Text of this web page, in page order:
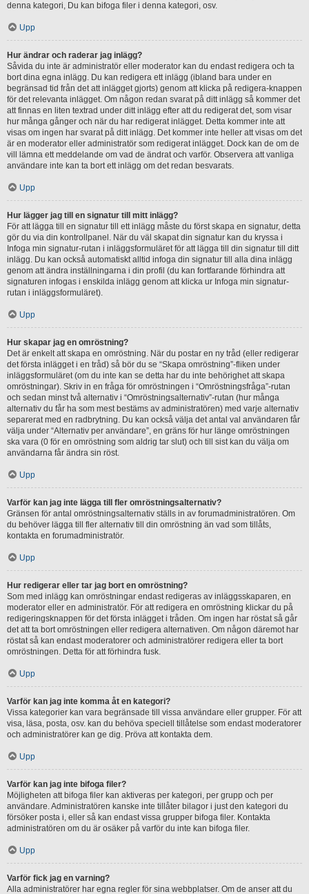
denna kategori, Du kan bifoga filer i denna kategori, osv.
Upp
Hur ändrar och raderar jag inlägg?
Såvida du inte är administratör eller moderator kan du endast redigera och ta
bort dina egna inlägg. Du kan redigera ett inlägg (ibland bara under en
begränsad tid från det att inlägget gjorts) genom att klicka på redigera-knappen
för det relevanta inlägget. Om någon redan svarat på ditt inlägg så kommer det
att finnas en liten textrad under ditt inlägg efter att du redigerat det, som visar
hur många gånger och när du har redigerat inlägget. Detta kommer inte att
visas om ingen har svarat på ditt inlägg. Det kommer inte heller att visas om det
är en moderator eller administratör som redigerat inlägget. Dock kan de om de
vill lämna ett meddelande om vad de ändrat och varför. Observera att vanliga
användare inte kan ta bort ett inlägg om det redan besvarats.
Upp
Hur lägger jag till en signatur till mitt inlägg?
För att lägga till en signatur till ett inlägg måste du först skapa en signatur, detta
gör du via din kontrollpanel. När du väl skapat din signatur kan du kryssa i
Infoga min signatur-rutan i inläggsformuläret för att lägga till din signatur till ditt
inlägg. Du kan också automatiskt alltid infoga din signatur till alla dina inlägg
genom att ändra inställningarna i din profil (du kan fortfarande förhindra att
signaturen infogas i enskilda inlägg genom att klicka ur Infoga min signatur-
rutan i inläggsformuläret).
Upp
Hur skapar jag en omröstning?
Det är enkelt att skapa en omröstning. När du postar en ny tråd (eller redigerar
det första inlägget i en tråd) så bör du se “Skapa omröstning”-fliken under
inläggsformuläret (om du inte kan se detta har du inte behörighet att skapa
omröstningar). Skriv in en fråga för omröstningen i “Omröstningsfråga”-rutan
och sedan minst två alternativ i “Omröstningsalternativ”-rutan (hur många
alternativ du får ha som mest bestäms av administratören) med varje alternativ
separerat med en radbrytning. Du kan också välja det antal val användaren får
välja under “Alternativ per användare”, en gräns för hur länge omröstningen
ska vara (0 för en omröstning som aldrig tar slut) och till sist kan du välja om
användarna får ändra sin röst.
Upp
Varför kan jag inte lägga till fler omröstningsalternativ?
Gränsen för antal omröstningsalternativ ställs in av forumadministratören. Om
du behöver lägga till fler alternativ till din omröstning än vad som tillåts,
kontakta en forumadministratör.
Upp
Hur redigerar eller tar jag bort en omröstning?
Som med inlägg kan omröstningar endast redigeras av inläggsskaparen, en
moderator eller en administratör. För att redigera en omröstning klickar du på
redigeringsknappen för det första inlägget i tråden. Om ingen har röstat så går
det att ta bort omröstningen eller redigera alternativen. Om någon däremot har
röstat så kan endast moderatorer och administratörer redigera eller ta bort
omröstningen. Detta för att förhindra fusk.
Upp
Varför kan jag inte komma åt en kategori?
Vissa kategorier kan vara begränsade till vissa användare eller grupper. För att
visa, läsa, posta, osv. kan du behöva speciell tillåtelse som endast moderatorer
och administratörer kan ge dig. Pröva att kontakta dem.
Upp
Varför kan jag inte bifoga filer?
Möjligheten att bifoga filer kan aktiveras per kategori, per grupp och per
användare. Administratören kanske inte tillåter bilagor i just den kategori du
försöker posta i, eller så kan endast vissa grupper bifoga filer. Kontakta
administratören om du är osäker på varför du inte kan bifoga filer.
Upp
Varför fick jag en varning?
Alla administratörer har egna regler för sina webbplatser. Om de anser att du